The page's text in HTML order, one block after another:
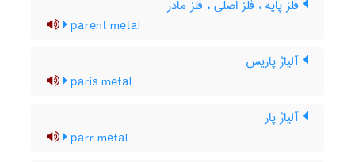
فلز پایه ، فلز اصلی ، فلز مادر
parent metal
آلیاژ پاریس
paris metal
آلیاژ پار
parr metal